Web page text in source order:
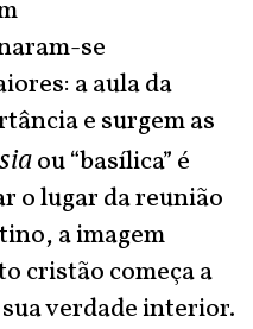
se
a aula da
e surgem as
ou “basílica” é
o lugar da reunião
a imagem
cristão começa a
verdade interior.